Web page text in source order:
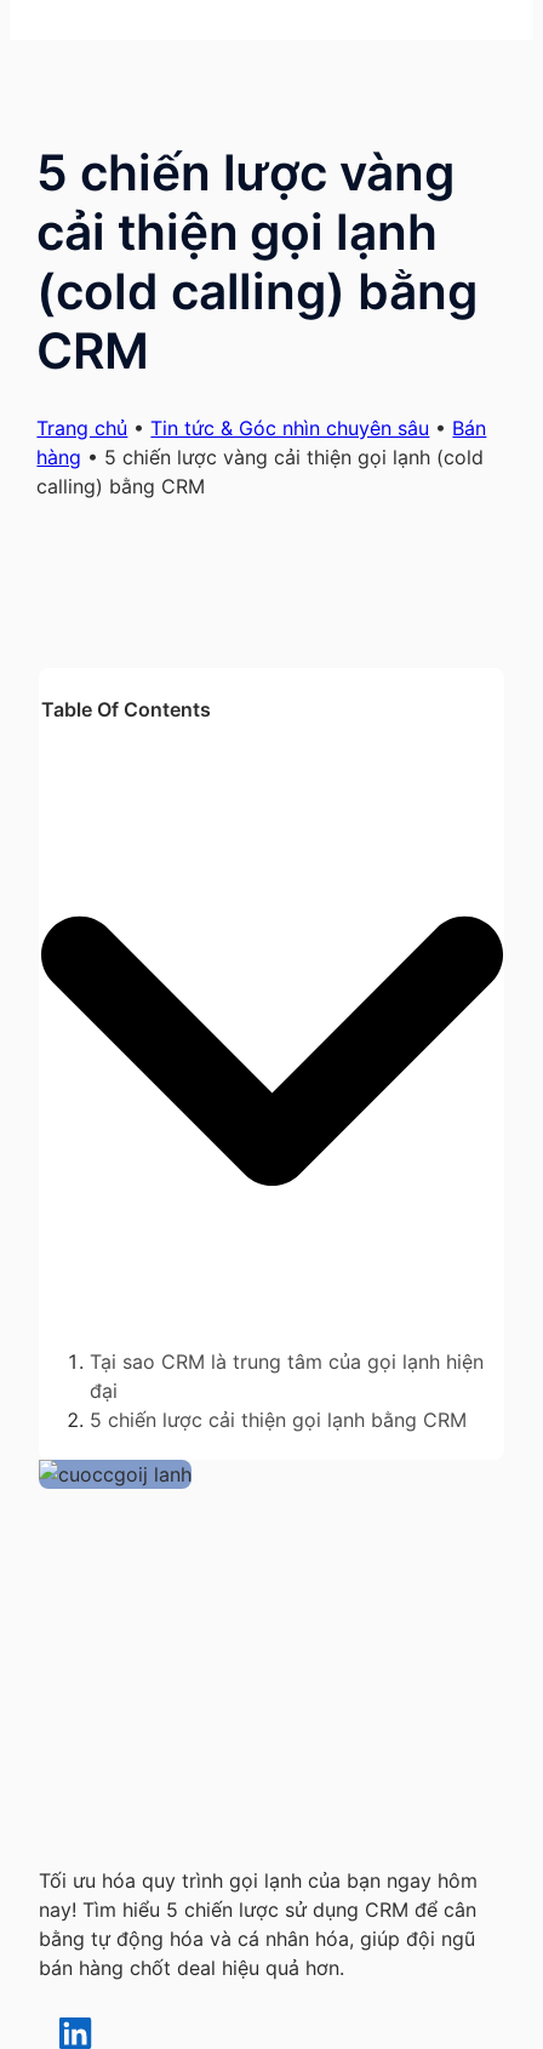
5 chiến lược vàng
cải thiện gọi lạnh
(cold calling) bằng
CRM
Trang chủ •Tin tức & Góc nhìn chuyên sâu • Bán
hàng • 5 chiến lược vàng cải thiện gọi lạnh (cold
calling) bằng CRM
Table Of Contents
Tại sao CRM là trung tâm của gọi lạnh hiện
đại
5 chiến lược cải thiện gọi lạnh bằng CRM
Tối ưu hóa quy trình gọi lạnh của bạn ngay hôm
nay! Tìm hiểu 5 chiến lược sử dụng CRM để cân
bằng tự động hóa và cá nhân hóa, giúp đội ngũ
bán hàng chốt deal hiệu quả hơn.